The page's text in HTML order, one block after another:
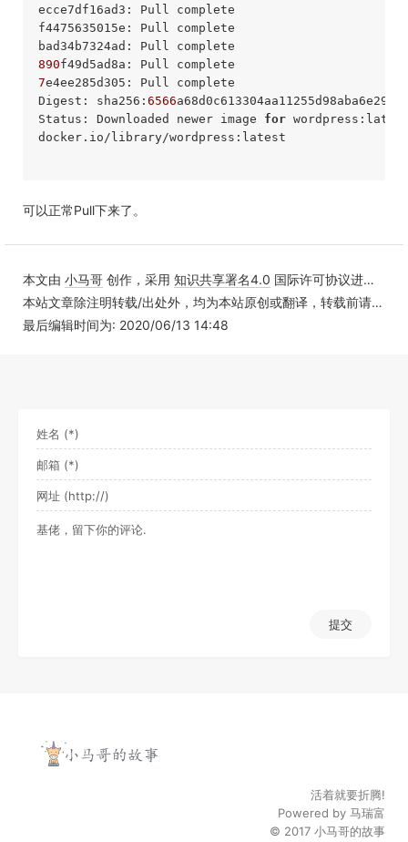
ecce7df16ad3: Pull complete
f4475635015e: Pull complete
890
7e4ee285d305: Pull complete
Digest: sha256: 6566
Status: Downloaded newer image for
docker.io/library/wordpress:latest
可以正常Pull下来了。
本文由 小马哥 创作，采用 知识共享署名4.0 国际许可协议进行许可
本站文章除注明转载/出处外，均为本站原创或翻译，转载前请务必署名
最后编辑时间为: 2020/06/13 14:48
提交
活着就要折腾!
Powered by 马瑞富
© 2017 小马哥的故事